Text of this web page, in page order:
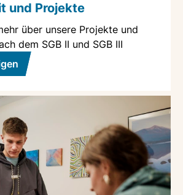
und Projekte
über unsere Projekte und
dem SGB II und SGB III